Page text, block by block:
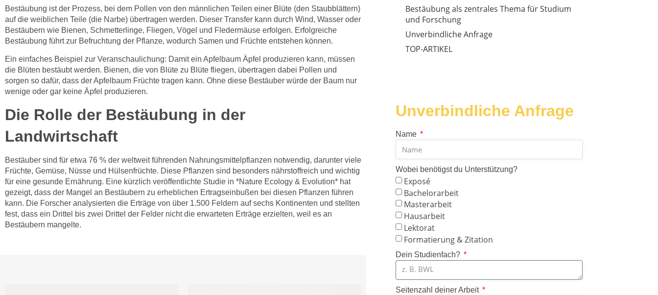
Bestäubung ist der Prozess, bei dem Pollen von den männlichen Teilen einer Blüte (den Staubblättern)
auf die weiblichen Teile (die Narbe) übertragen werden. Dieser Transfer kann durch Wind, Wasser oder
Bestäubern wie Bienen, Schmetterlinge, Fliegen, Vögel und Fledermäuse erfolgen. Erfolgreiche
Bestäubung führt zur Befruchtung der Pflanze, wodurch Samen und Früchte entstehen können.
Ein einfaches Beispiel zur Veranschaulichung: Damit ein Apfelbaum Äpfel produzieren kann, müssen
die Blüten bestäubt werden. Bienen, die von Blüte zu Blüte fliegen, übertragen dabei Pollen und
sorgen so dafür, dass der Apfelbaum Früchte tragen kann. Ohne diese Bestäuber würde der Baum nur
wenige oder gar keine Äpfel produzieren.
Die Rolle der Bestäubung in der
Landwirtschaft
Bestäuber sind für etwa 76 % der weltweit führenden Nahrungsmittelpflanzen notwendig, darunter viele
Früchte, Gemüse, Nüsse und Hülsenfrüchte. Diese Pflanzen sind besonders nährstoffreich und wichtig
für eine gesunde Ernährung. Eine kürzlich veröffentlichte Studie in *Nature Ecology & Evolution* hat
gezeigt, dass der Mangel an Bestäubern zu erheblichen Ertragseinbußen bei diesen Pflanzen führen
kann. Die Forscher analysierten die Erträge von über 1.500 Feldern auf sechs Kontinenten und stellten
fest, dass ein Drittel bis zwei Drittel der Felder nicht die erwarteten Erträge erzielten, weil es an
Bestäubern mangelte.
Bestäubung als zentrales Thema für Studium
und Forschung
Unverbindliche Anfrage
TOP-ARTIKEL
Unverbindliche Anfrage
Name
Wobei benötigst du Unterstützung?
Exposé
Bachelorarbeit
Masterarbeit
Hausarbeit
Lektorat
Formatierung & Zitation
Dein Studienfach?
Seitenzahl deiner Arbeit